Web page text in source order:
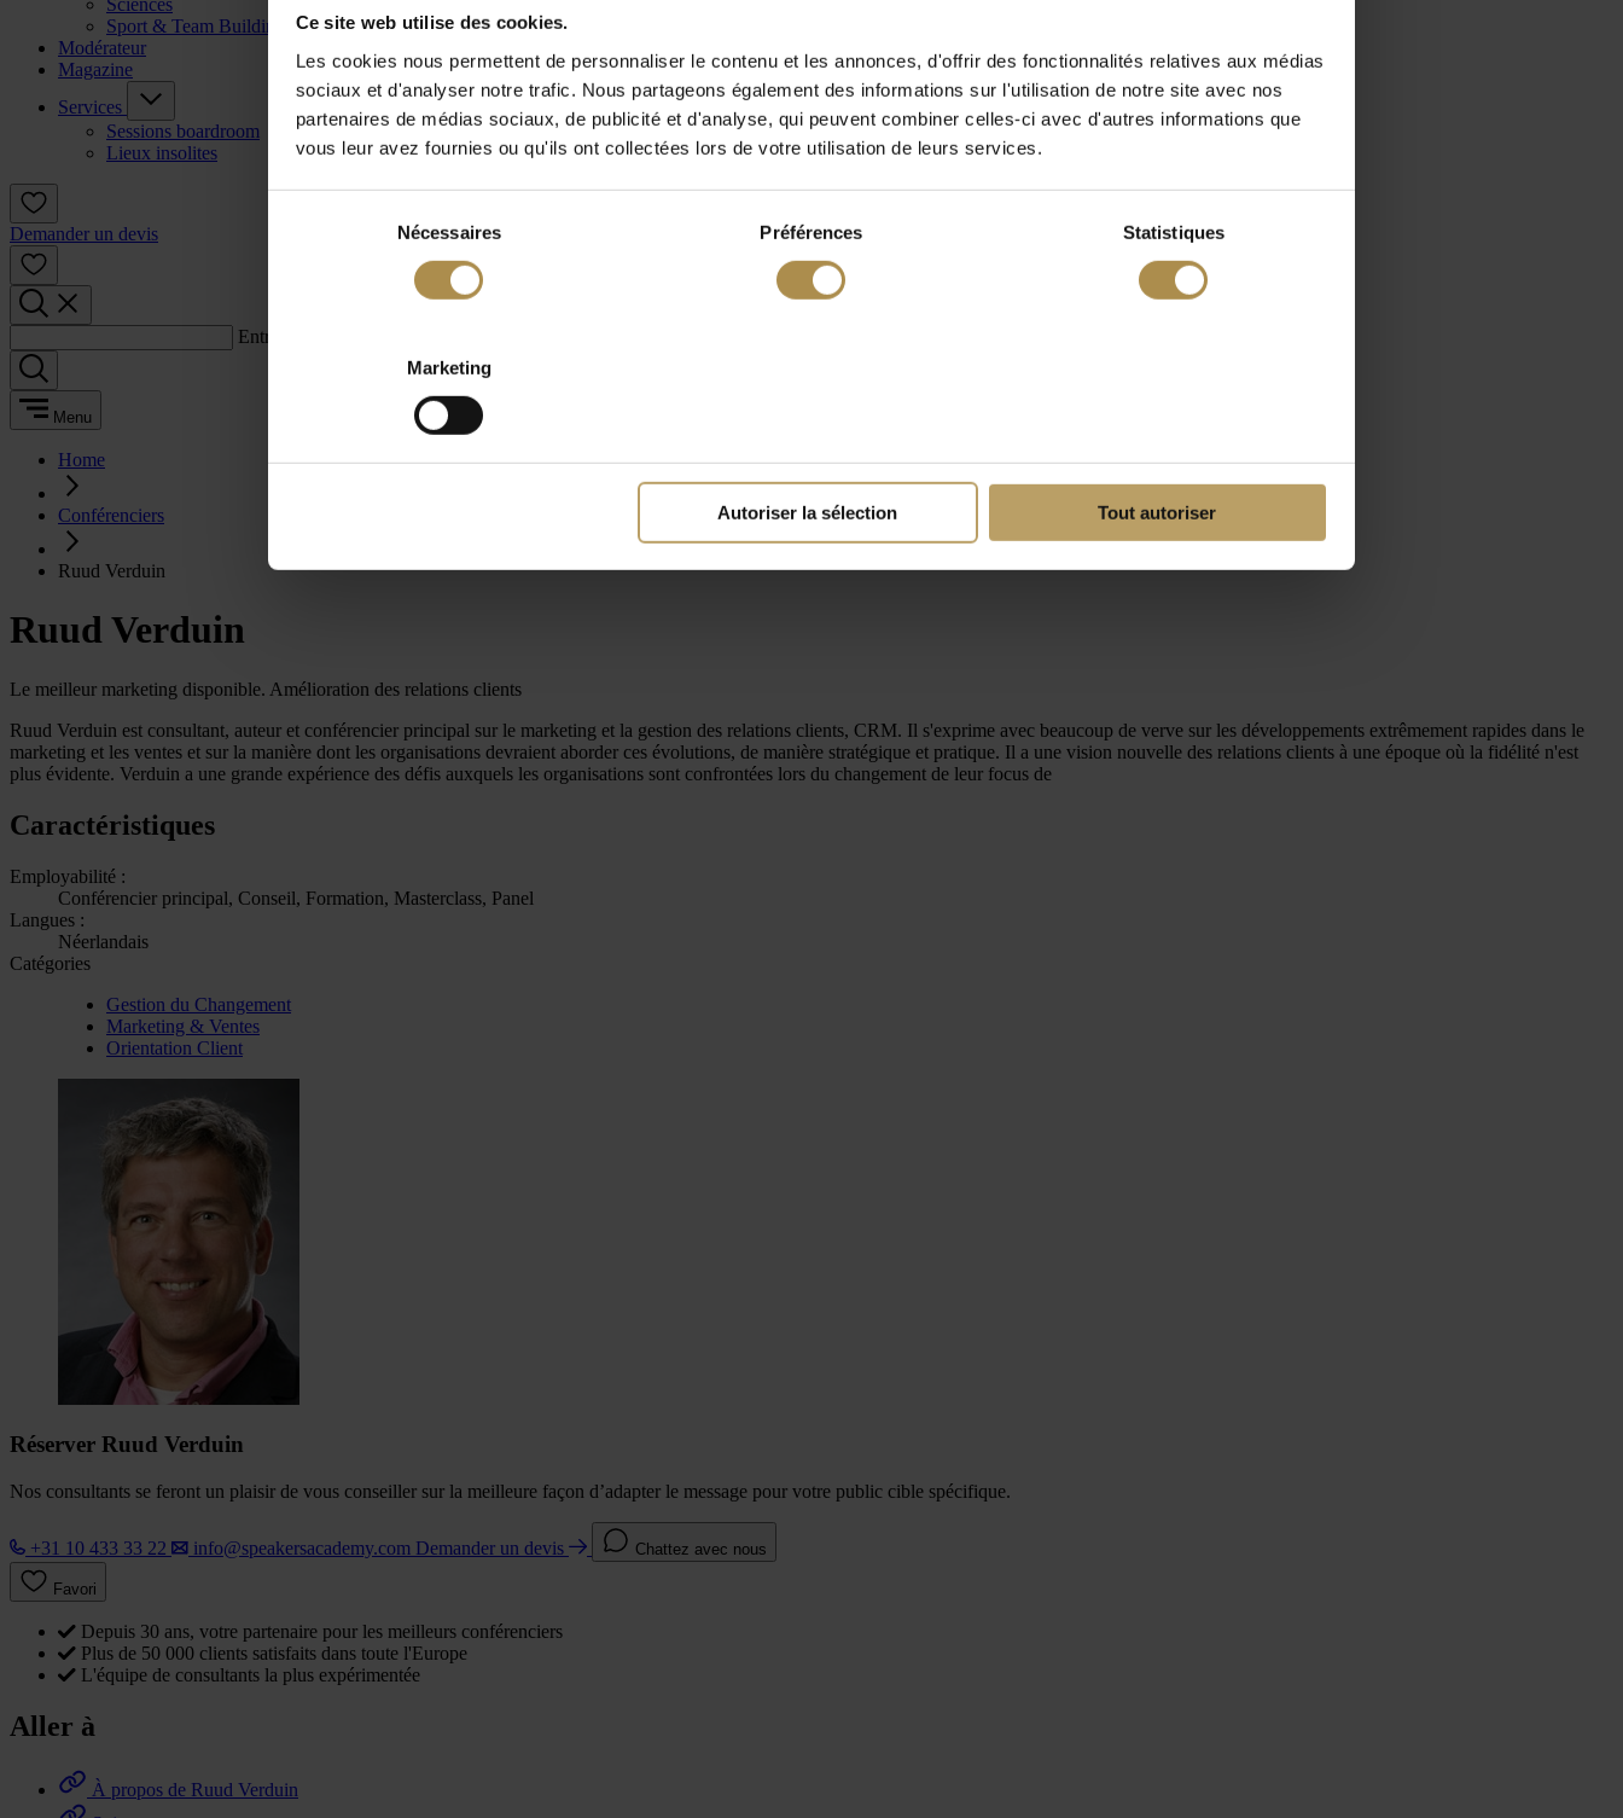
Ce site web utilise des cookies.
Les cookies nous permettent de personnaliser le contenu et les annonces, d'offrir des fonctionnalités relatives aux médias
sociaux et d'analyser notre trafic. Nous partageons également des informations sur l'utilisation de notre site avec nos
partenaires de médias sociaux, de publicité et d'analyse, qui peuvent combiner celles-ci avec d'autres informations que
vous leur avez fournies ou qu'ils ont collectées lors de votre utilisation de leurs services.
Nécessaires Préférences Statistiques
Marketing
Autoriser la sélection Tout autoriser
Sciences
Sport & Team Building
Modérateur
Magazine
Services
Sessions boardroom
Lieux insolites
Demander un devis
Entrez un terme de recherche :
Menu
Home
Conférenciers
Ruud Verduin
Ruud Verduin
Le meilleur marketing disponible. Amélioration des relations clients
Ruud Verduin est consultant, auteur et conférencier principal sur le marketing et la gestion des relations clients, CRM. Il s'exprime avec beaucoup de verve sur les développements extrêmement rapides dans le
marketing et les ventes et sur la manière dont les organisations devraient aborder ces évolutions, de manière stratégique et pratique. Il a une vision nouvelle des relations clients à une époque où la fidélité n'est
plus évidente. Verduin a une grande expérience des défis auxquels les organisations sont confrontées lors du changement de leur focus de
Caractéristiques
Employabilité :
Conférencier principal, Conseil, Formation, Masterclass, Panel
Langues :
Néerlandais
Catégories
Gestion du Changement
Marketing & Ventes
Orientation Client
Réserver Ruud Verduin
Nos consultants se feront un plaisir de vous conseiller sur la meilleure façon d’adapter le message pour votre public cible spécifique.
+31 10 433 33 22 info@speakersacademy.com Demander un devis Chattez avec nous
Favori
Depuis 30 ans, votre partenaire pour les meilleurs conférenciers
Plus de 50 000 clients satisfaits dans toute l'Europe
L'équipe de consultants la plus expérimentée
Aller à
À propos de Ruud Verduin